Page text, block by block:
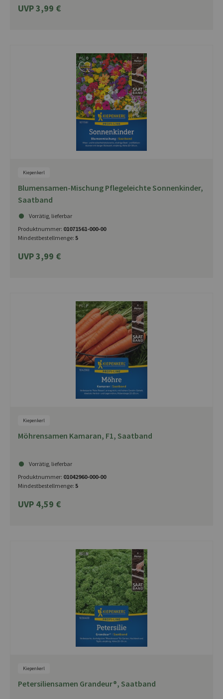
UVP 3,99 €
Kiepenkerl
Blumensamen-Mischung Pflegeleichte Sonnenkinder,
Saatband
Vorrätig, lieferbar
Produktnummer: 01071561-000-00
Mindestbestellmenge: 5
UVP 3,99 €
Kiepenkerl
Möhrensamen Kamaran, F1, Saatband
Vorrätig, lieferbar
Produktnummer: 01042960-000-00
Mindestbestellmenge: 5
UVP 4,59 €
Kiepenkerl
Petersiliensamen Grandeur®, Saatband